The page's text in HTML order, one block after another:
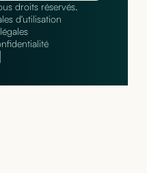
droits réservés.
d'utilisation